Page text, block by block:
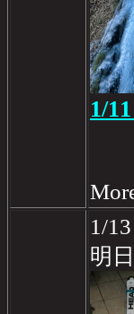
1/
1/
明